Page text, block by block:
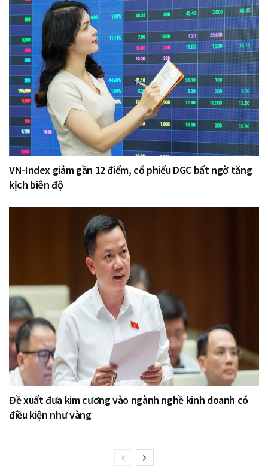
VN-Index giảm gần 12 điểm, cổ phiếu DGC bất ngờ tăng
kịch biên độ
Đề xuất đưa kim cương vào ngành nghề kinh doanh có
điều kiện như vàng